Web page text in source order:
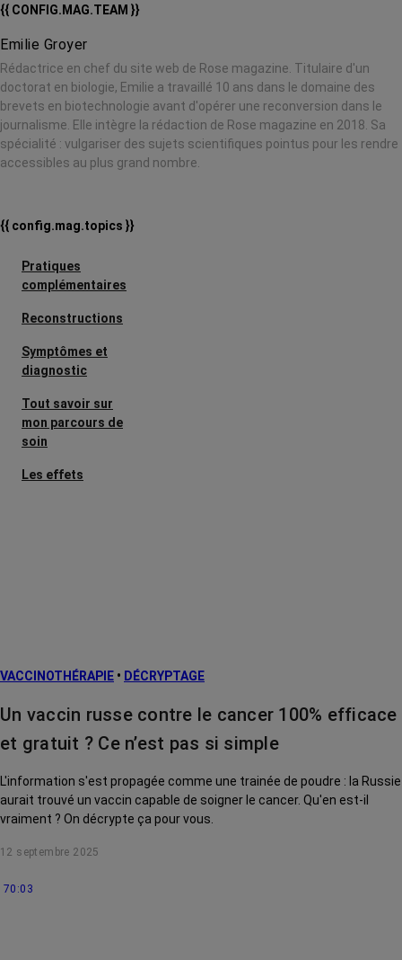
{{ CONFIG.MAG.TEAM }}
Emilie Groyer
Rédactrice en chef du site web de Rose magazine. Titulaire d'un
doctorat en biologie, Emilie a travaillé 10 ans dans le domaine des
brevets en biotechnologie avant d'opérer une reconversion dans le
journalisme. Elle intègre la rédaction de Rose magazine en 2018. Sa
spécialité : vulgariser des sujets scientifiques pointus pour les rendre
accessibles au plus grand nombre.
{{ config.mag.topics }}
Pratiques
complémentaires
Reconstructions
Symptômes et
diagnostic
Tout savoir sur
mon parcours de
soin
Les effets
Traitements
La vie autour
VACCINOTHÉRAPIE • DÉCRYPTAGE
Un vaccin russe contre le cancer 100% efficace
et gratuit ? Ce n’est pas si simple
L'information s'est propagée comme une trainée de poudre : la Russie
aurait trouvé un vaccin capable de soigner le cancer. Qu'en est-il
vraiment ? On décrypte ça pour vous.
12 septembre 2025
70:03